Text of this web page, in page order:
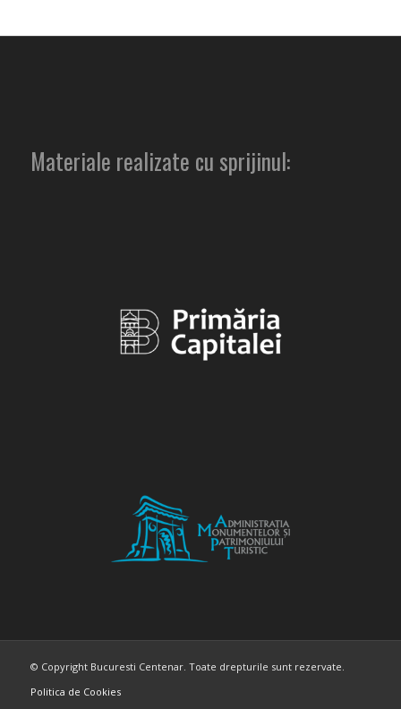
Materiale realizate cu sprijinul:
© Copyright Bucuresti Centenar. Toate drepturile sunt rezervate.
Politica de Cookies